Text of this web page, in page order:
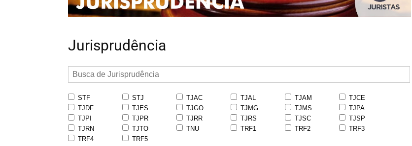
Jurisprudência
STF STJ TJAC TJAL TJAM
TJCE
TJDF
TJES TJGO TJMG TJMS
TJPA
TJPI
TJPR TJRR TJRS TJSC
TJSP
TJRN
TJTO TNU TRF1 TRF2
TRF3
TRF4
TRF5